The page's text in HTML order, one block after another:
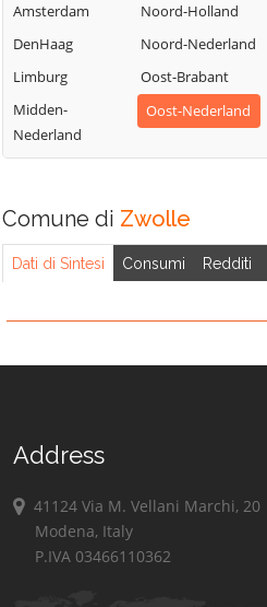
Amsterdam
DenHaag
Limburg
Midden-
Nederland
Noord-Holland
Noord-Nederland
Oost-Brabant
Oost-Nederland
Comune di Zwolle
Dati di Sintesi Consumi Redditi
Address
41124 Via M. Vellani Marchi, 20
Modena, Italy
P.IVA 03466110362